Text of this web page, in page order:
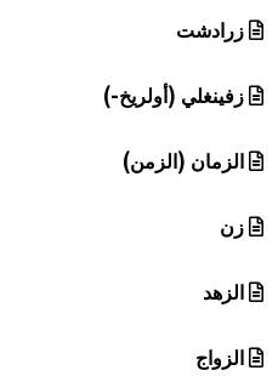
زرادشت
زفينغلي (أولريخ-)
الزمان (الزمن)
زن
الزهد
الزواج